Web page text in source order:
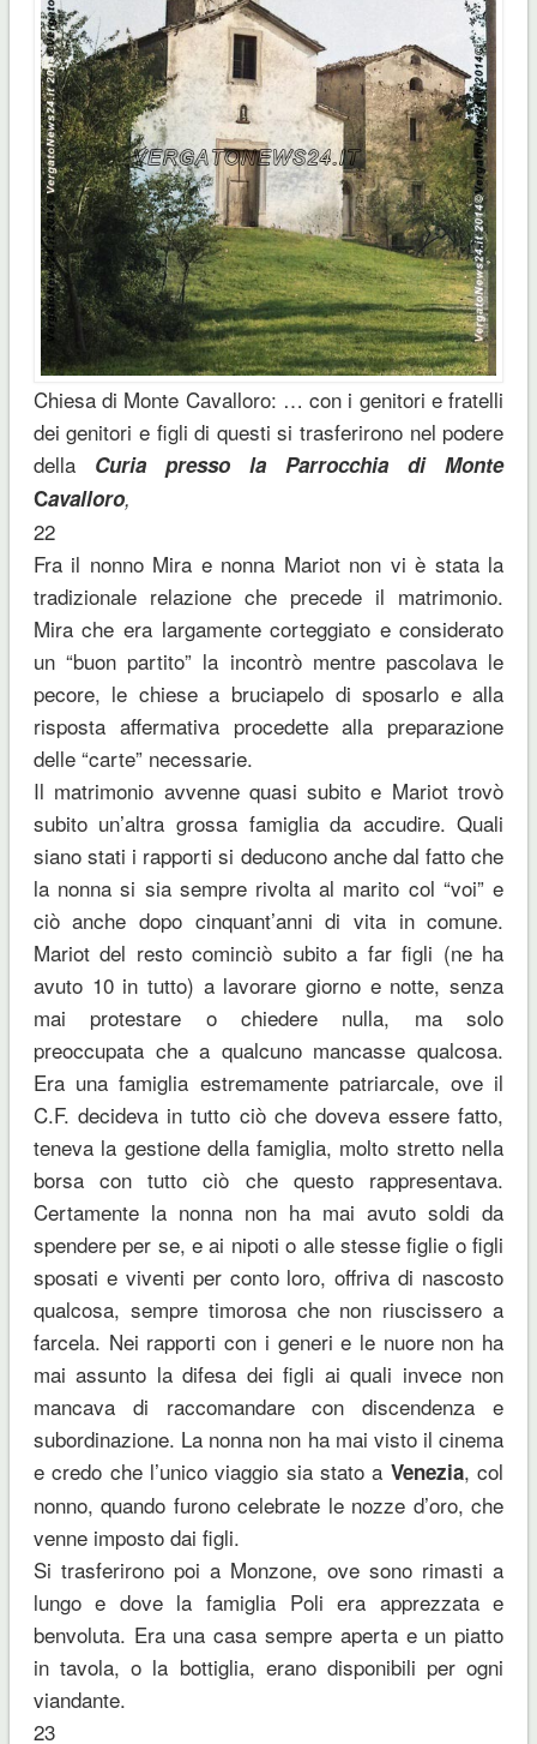
Chiesa di Monte Cavalloro: … con i genitori e fratelli
dei genitori e figli di questi si trasferirono nel podere
della Curia presso la Parrocchia di Monte
Cavalloro,
22
Fra il nonno Mira e nonna Mariot non vi è stata la
tradizionale relazione che precede il matrimonio.
Mira che era largamente corteggiato e considerato
un “buon partito” la incontrò mentre pascolava le
pecore, le chiese a bruciapelo di sposarlo e alla
risposta affermativa procedette alla preparazione
delle “carte” necessarie.
Il matrimonio avvenne quasi subito e Mariot trovò
subito un’altra grossa famiglia da accudire. Quali
siano stati i rapporti si deducono anche dal fatto che
la nonna si sia sempre rivolta al marito col “voi” e
ciò anche dopo cinquant’anni di vita in comune.
Mariot del resto cominciò subito a far figli (ne ha
avuto 10 in tutto) a lavorare giorno e notte, senza
mai protestare o chiedere nulla, ma solo
preoccupata che a qualcuno mancasse qualcosa.
Era una famiglia estremamente patriarcale, ove il
C.F. decideva in tutto ciò che doveva essere fatto,
teneva la gestione della famiglia, molto stretto nella
borsa con tutto ciò che questo rappresentava.
Certamente la nonna non ha mai avuto soldi da
spendere per se, e ai nipoti o alle stesse figlie o figli
sposati e viventi per conto loro, offriva di nascosto
qualcosa, sempre timorosa che non riuscissero a
farcela. Nei rapporti con i generi e le nuore non ha
mai assunto la difesa dei figli ai quali invece non
mancava di raccomandare con discendenza e
subordinazione. La nonna non ha mai visto il cinema
e credo che l’unico viaggio sia stato a Venezia, col
nonno, quando furono celebrate le nozze d’oro, che
venne imposto dai figli.
Si trasferirono poi a Monzone, ove sono rimasti a
lungo e dove la famiglia Poli era apprezzata e
benvoluta. Era una casa sempre aperta e un piatto
in tavola, o la bottiglia, erano disponibili per ogni
viandante.
23